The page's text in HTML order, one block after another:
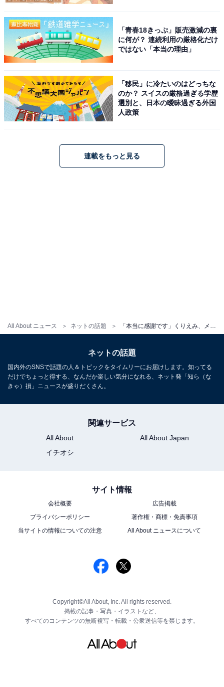
All About ニュース ネットの話題
「青春18きっぷ」販売激減の裏
に何が？ 連続利用の厳格化だけ
ではない「本当の理由」
「移民」に冷たいのはどっちな
のか？ スイスの厳格過ぎる学歴
選別と、日本の曖昧過ぎる外国
人政策
連載をもっと見る
ネットの話題
国内外のSNSで話題の人＆トピックをタイムリーにお届けします。知ってる
だけでちょっと得する、なんだか楽しい気分になれる、ネット発「知ら（な
きゃ）損」ニュースが盛りだくさん。
関連サービス
All About
All About Japan
イチオシ
サイト情報
会社概要
広告掲載
プライバシーポリシー
著作権・商標・免責事項
当サイトの情報についての注意
All About ニュースについて
Copyright©All About, Inc. All rights reserved.
掲載の記事・写真・イラストなど、
すべてのコンテンツの無断複写・転載・公衆送信等を禁じます。